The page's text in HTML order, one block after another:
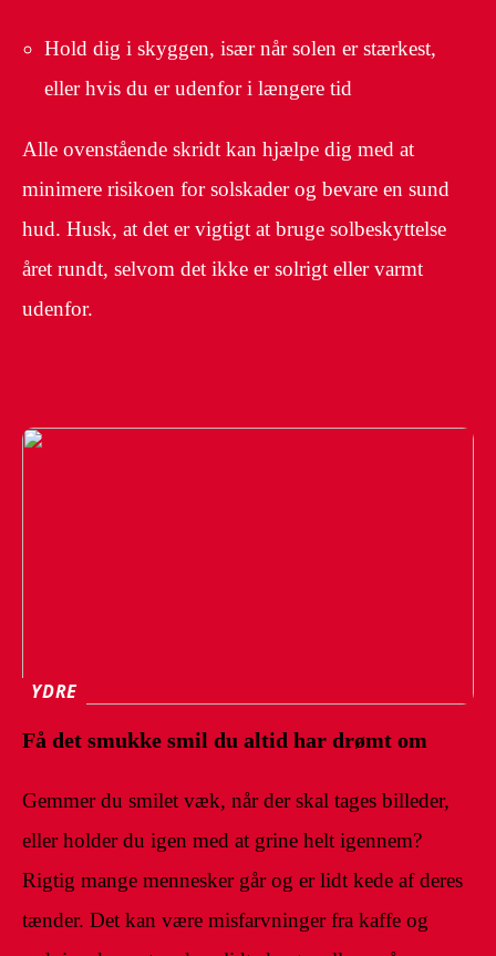
Hold dig i skyggen, især når solen er stærkest,
eller hvis du er udenfor i længere tid
Alle ovenstående skridt kan hjælpe dig med at
minimere risikoen for solskader og bevare en sund
hud. Husk, at det er vigtigt at bruge solbeskyttelse
året rundt, selvom det ikke er solrigt eller varmt
udenfor.
YDRE
Få det smukke smil du altid har drømt om
Gemmer du smilet væk, når der skal tages billeder,
eller holder du igen med at grine helt igennem?
Rigtig mange mennesker går og er lidt kede af deres
tænder. Det kan være misfarvninger fra kaffe og